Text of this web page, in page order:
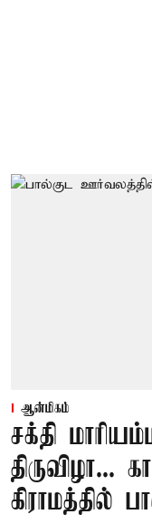
ஆன்மிகம்
சக்தி
திருவிழா...
கிராமத்தில்